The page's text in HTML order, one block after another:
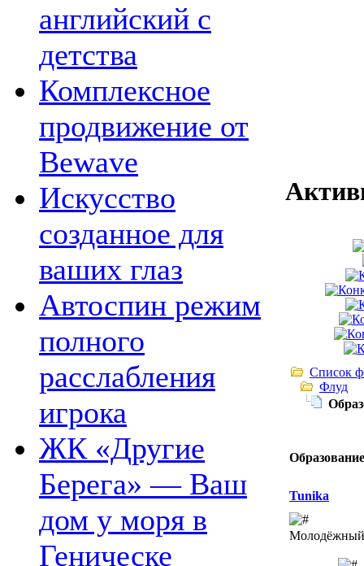
английский с
детства
Комплексное
продвижение от
Bewave
Искусство
созданное для
ваших глаз
Автоспин режим
полного
расслабления
игрока
ЖК «Другие
Берега» — Ваш
дом у моря в
Геническе
Список
Флуд
Tunika
Молодёжный